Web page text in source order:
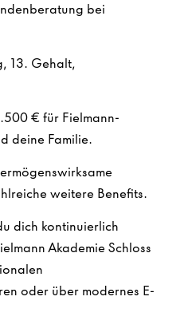
bei
13. Gehalt,
€ für Fielmann-
deine Familie.
weitere Benefits.
dich kontinuierlich
Akademie Schloss
oder über modernes E-